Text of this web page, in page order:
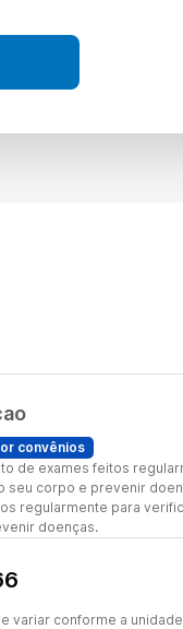
convênios
de exames feitos
seu corpo e prevenir
regularmente para
doenças.
variar conforme a unidade